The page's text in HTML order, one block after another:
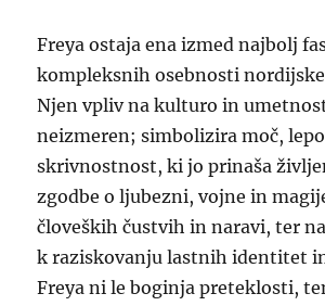
Freya ostaja ena izmed najbolj
kompleksnih osebnosti
Njen vpliv na kulturo in
neizmeren; simbolizira moč,
skrivnostnost, ki jo prinaša
zgodbe o ljubezni, vojne in
človeških čustvih in naravi, ter
k raziskovanju lastnih identitet
Freya ni le boginja preteklosti,